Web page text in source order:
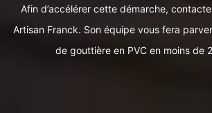
Afin d’accélérer cette démarche,
Artisan Franck. Son équipe vous fera
de gouttière en PVC en moins de